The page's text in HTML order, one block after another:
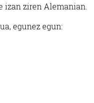
izan ziren Alemanian.
egunez egun: